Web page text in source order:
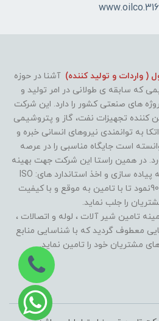
واردات و تولید کننده) آشنا در حوزه
که سابقه ی طولانی در امر تولید و
های صنعتی کشور را دارد. این شرکت
کننده تجهیزات نفت، گاز و پتروشیمی
به توانمندی نیروهای انسانی خبره و
است جایگاه مناسبی را در عرصه
در همین راستا این شرکت جهت بهینه
سازی روند فعالیت ها اقدام به پیاده سازی و اخذ استاندارد های: ISO
9001، ISO 10002، Iso 27000/TSنمود تا با تامین به موقع و با کیفیت
را جلب نماید.
تامین شیر آلات ، لوله و اتصالات ،
معطوف گردید که با شناسایی منابع
مشتریان خود را تامین نماید.